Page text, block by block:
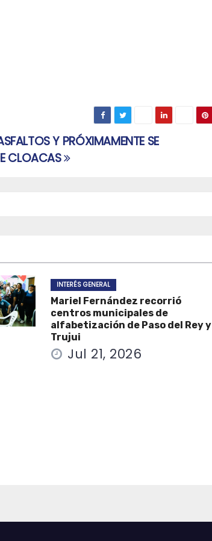
Y PRÓXIMAMENTE SE
CLOACAS
INTERÉS GENERAL
Mariel Fernández recorrió
centros municipales de
alfabetización de Paso del Rey y
Trujui
Jul 21, 2026